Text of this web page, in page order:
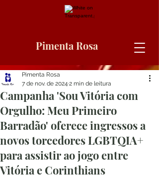
Pimenta Rosa
Campanha 'Sou Vitória com
Orgulho: Meu Primeiro
Barradão' oferece ingressos a
novos torcedores LGBTQIA+
para assistir ao jogo entre
Vitória e Corinthians
Pimenta Rosa
7 de nov. de 2024 2 min de leitura